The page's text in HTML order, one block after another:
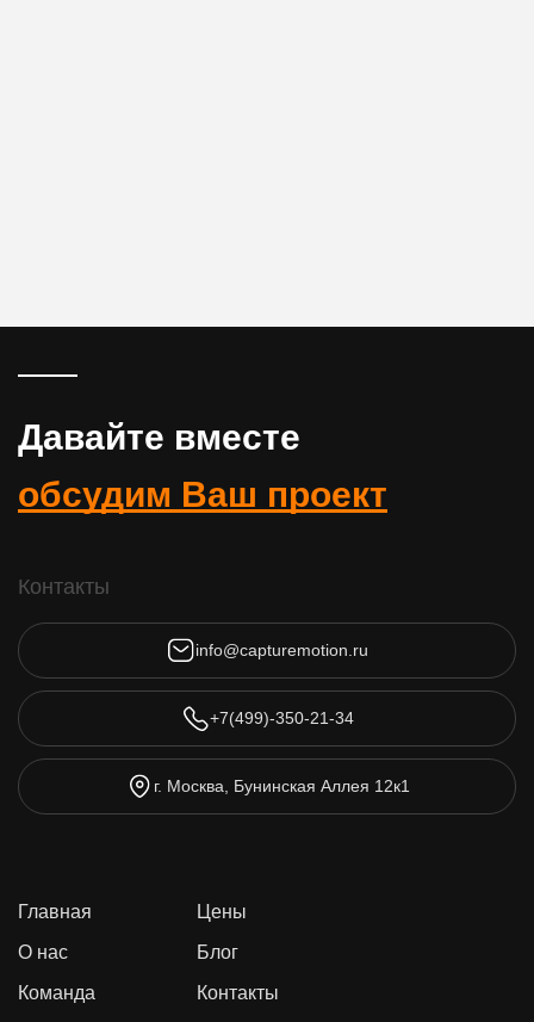
Давайте вместе
обсудим Ваш проект
Контакты
info@capturemotion.ru
+7(499)-350-21-34
г. Москва, Бунинская Аллея 12к1
Главная
О нас
Команда
Цены
Блог
Контакты